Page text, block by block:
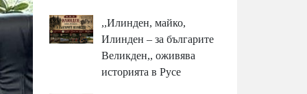
,,Илинден, майко,
Илинден – за българите
Великден,, оживява
историята в Русе